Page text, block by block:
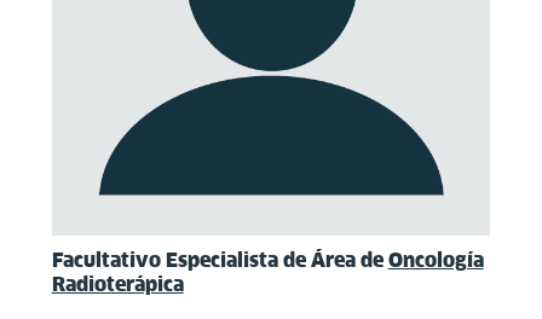
Facultativo Especialista de Área de Oncología
Radioterápica